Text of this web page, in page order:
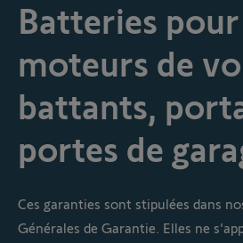
Batteries pour
moteurs de
battants,
portes de
Ces garanties sont stipulées dans
Générales de Garantie. Elles ne